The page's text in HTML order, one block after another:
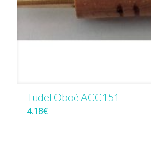
Tudel Oboé ACC151
4.18€